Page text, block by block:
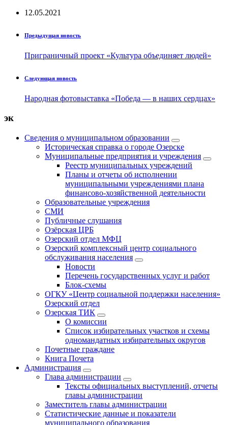
12.05.2021
Предыдущая новость
Приграничный проект «Культура объединяет людей»
Следующая новость
Народная фотовыставка «Победа — в наших сердцах»
эк
Сведения о муниципальном образовании
Историческая справка о городе Озерске
Муниципальные предприятия и учреждения
Реестр муниципальных учреждений
Планы и отчеты об исполнении
муниципальными учреждениями плана
финансово-хозяйственной деятельности
Образовательные учреждения
СМИ
Публичные слушания
Озёрская ЦРБ
Озерский отдел МФЦ
Озерский комплексный центр социального
обслуживания населения
Новости
Перечень государственных услуг и работ
Блок-схемы
ОГКУ «Центр социальной поддержки населения»
Озерский отдел
Озерская ТИК
О комиссии
Список избирательных участков и схемы
одномандатных избирательных округов
Почетные граждане
Книга Почета
Администрация
Глава администрации
Тексты официальных выступлений, отчеты
главы администрации
Заместитель главы администрации
Статистические данные и показатели
муниципального образования